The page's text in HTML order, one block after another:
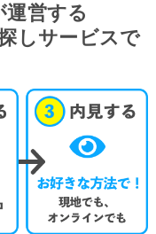
営する
しサービスで